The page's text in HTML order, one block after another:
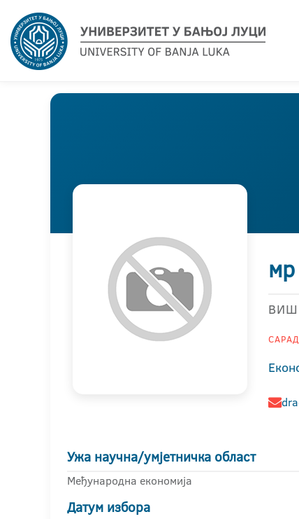
Ужа научна/умјетничка област
Међународна економија
Датум избора